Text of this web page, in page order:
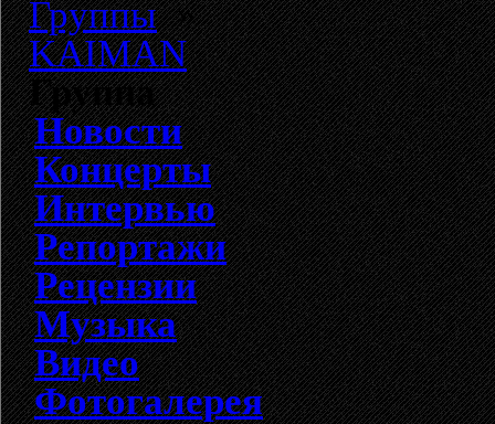
Группы»
KAIMAN
Группа
Новости
Концерты
Интервью
Репортажи
Рецензии
Музыка
Видео
Фотогалерея